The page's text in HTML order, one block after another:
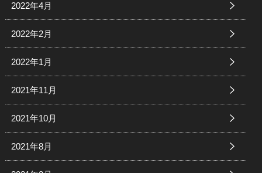
2022年4月
2022年2月
2022年1月
2021年11月
2021年10月
2021年8月